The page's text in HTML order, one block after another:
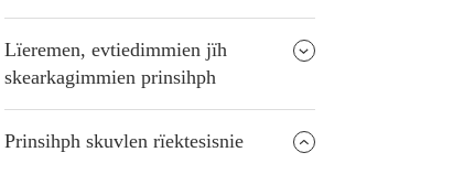
Lïeremen, evtiedimmien jïh
skearkagimmien prinsihph
Prinsihph skuvlen rïektesisnie